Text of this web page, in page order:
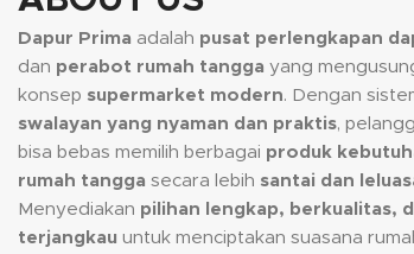
Dapur Prima adalah pusat perlengkapan
dan perabot rumah tangga yang
konsep supermarket modern. Dengan
swalayan yang nyaman dan praktis,
bisa bebas memilih berbagai produk
rumah tangga secara lebih santai dan
Menyediakan pilihan lengkap, berkualitas,
terjangkau untuk menciptakan suasana